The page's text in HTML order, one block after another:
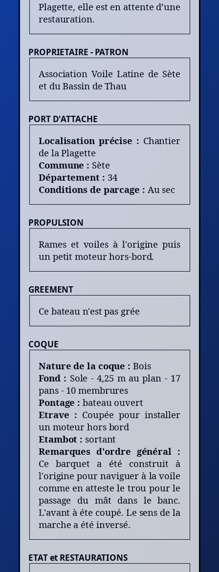
Plagette, elle est en attente d’une
restauration.
PROPRIETAIRE - PATRON
Association Voile Latine de Sète
et du Bassin de Thau
PORT D'ATTACHE
Localisation précise : Chantier
de la Plagette
Commune : Sète
Département : 34
Conditions de parcage : Au sec
PROPULSION
Rames et voiles à l'origine puis
un petit moteur hors-bord.
GREEMENT
Ce bateau n'est pas grée
COQUE
Nature de la coque : Bois
Fond : Sole - 4,25 m au plan - 17
pans - 10 membrures
Pontage : bateau ouvert
Etrave : Coupée pour installer
un moteur hors bord
Etambot : sortant
Remarques d'ordre général :
Ce barquet a été construit à
l'origine pour naviguer à la voile
comme en atteste le trou pour le
passage du mât dans le banc.
L'avant à éte coupé. Le sens de la
marche a été inversé.
ETAT et RESTAURATIONS